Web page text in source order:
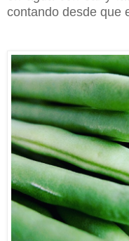
contando desde que